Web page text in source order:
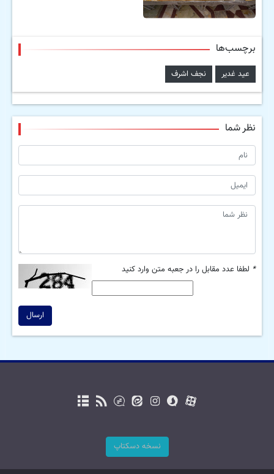
برچسب‌ها
عید غدیر نجف اشرف
نظر شما
* لطفا عدد مقابل را در جعبه متن وارد کنید
ارسال
نسخه دسکتاپ